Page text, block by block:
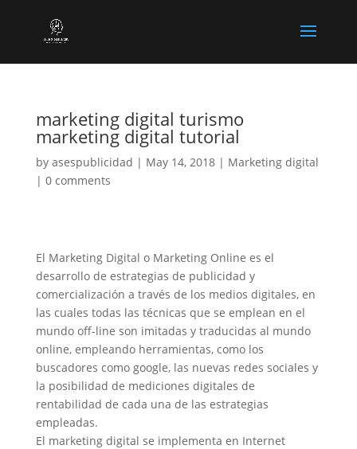
marketing digital turismo
marketing digital tutorial
by asespublicidad | May 14, 2018| Marketing digital
| 0 comments
El Marketing Digital o Marketing Online es el
desarrollo de estrategias de publicidad y
comercialización a través de los medios digitales, en
las cuales todas las técnicas que se emplean en el
mundo off-line son imitadas y traducidas al mundo
online, empleando herramientas, como los
buscadores como google, las nuevas redes sociales y
la posibilidad de mediciones digitales de
rentabilidad de cada una de las estrategias
empleadas.
El marketing digital se implementa en Internet